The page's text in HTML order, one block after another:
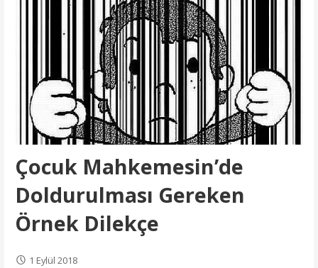
Çocuk Mahkemesin’de
Doldurulması Gereken
Örnek Dilekçe
1 Eylül 2018